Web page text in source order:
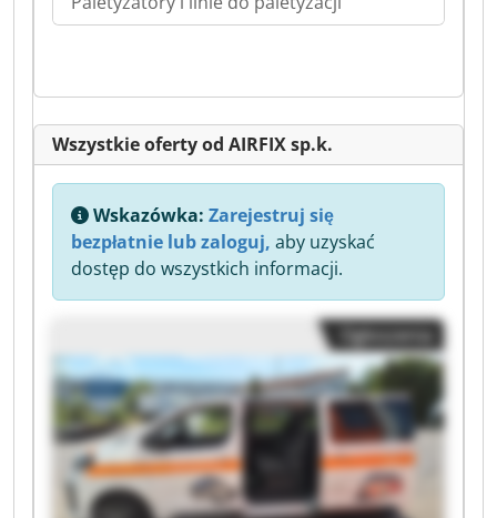
Wszystkie oferty od AIRFIX sp.k.
Wskazówka: Zarejestruj się
bezpłatnie lub zaloguj, aby uzyskać
dostęp do wszystkich informacji.
Ogłoszenia